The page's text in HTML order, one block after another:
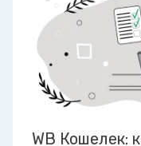
WB Кошелек: